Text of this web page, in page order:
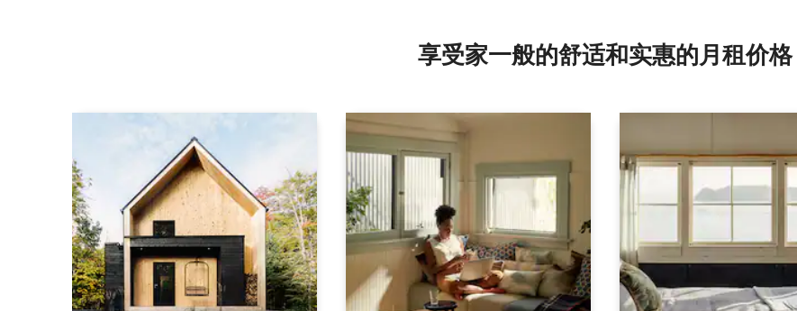
享受家一般的舒适和实惠的月租价格